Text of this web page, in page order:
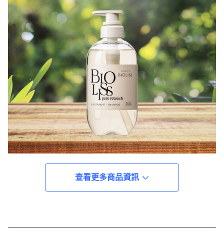
查看更多商品資訊